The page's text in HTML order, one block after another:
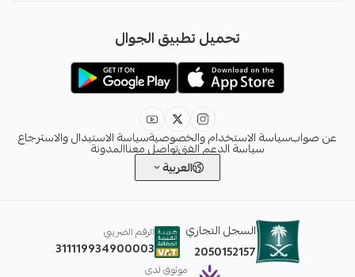
info@sawab.app
تحميل تطبيق الجوال
عن صوابسياسة الاستخدام والخصوصيةسياسة الاستبدال والاسترجاع
سياسة الدعم الفنيتواصل معناالمدونة
العربية
السجل التجاري
2050152157
الرقم الضريبي
311119934900003
موثوق لدى